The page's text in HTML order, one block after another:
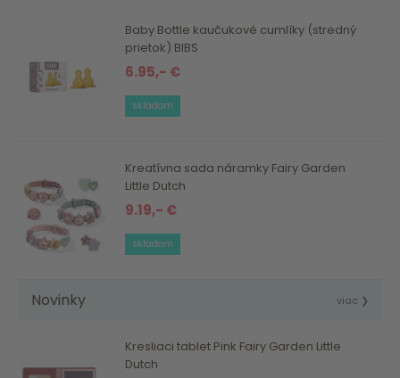
Baby Bottle kaučukové cumlíky (stredný
prietok) BIBS
6.95,- €
skladom
Kreatívna sada náramky Fairy Garden
Little Dutch
9.19,- €
skladom
Novinky viac ❯
Kresliaci tablet Pink Fairy Garden Little
Dutch